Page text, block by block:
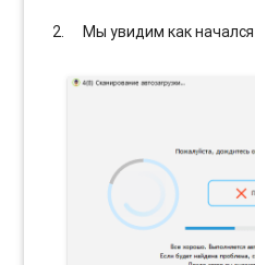
Мы увидим как